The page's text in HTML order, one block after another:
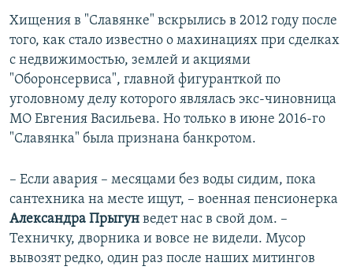
Хищения в "Славянке" вскрылись в 2012 году после
того, как стало известно о махинациях при сделках
с недвижимостью, землей и акциями
"Оборонсервиса", главной фигуранткой по
уголовному делу которого являлась экс-чиновница
МО Евгения Васильева. Но только в июне 2016-го
"Славянка" была признана банкротом.
– Если авария – месяцами без воды сидим, пока
сантехника на месте ищут, – военная пенсионерка
Александра Прыгун ведет нас в свой дом. –
Техничку, дворника и вовсе не видели. Мусор
вывозят редко, один раз после наших митингов